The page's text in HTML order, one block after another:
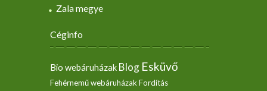
Zala megye
Céginfo
Bio webáruházak Blog Esküvő
Fehérnemű webáruházak Fordítás